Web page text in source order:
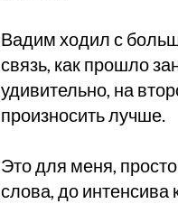
Вадим ходил с
связь, как прошло
удивительно, на
произносить лучше.
Это для меня,
слова, до интенсива